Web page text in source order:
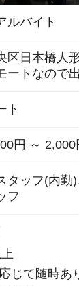
ル面談からで
た一般的な
ません。
せんが、中
、リアルな
いています
いては、大
ブ研修動画
ルバイト
区日本橋人
ートなので
ト
円 ～ 2,000
タッフ(内勤)
フ
じて随時あ